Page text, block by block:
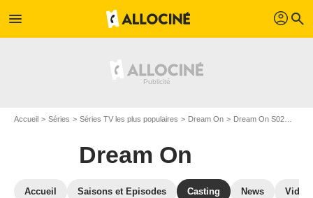
menu profil search
Accueil Séries Séries TV les plus populaires Dream On Dream On S02
Dream On
Accueil Saisons et Episodes Casting News